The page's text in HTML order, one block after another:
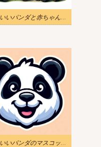
かわいいパンダと赤ちゃんパンダのイラスト無料 3
かわいいパンダのマスコットイラスト